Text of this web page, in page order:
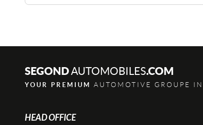
SEGOND AUTOMOBILES.COM
YOUR PREMIUM AUTOMOTIVE GROUPE IN
HEAD OFFICE